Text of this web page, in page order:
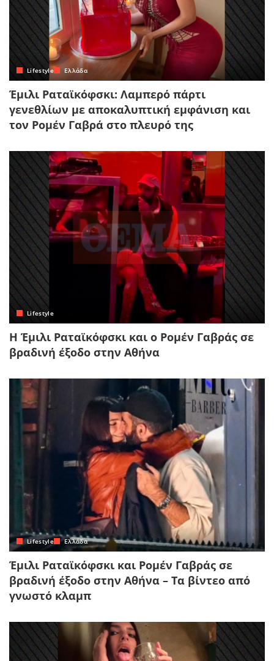
Lifestyle Ελλάδα
Έμιλι Ραταϊκόφσκι: Λαμπερό πάρτι
γενεθλίων με αποκαλυπτική εμφάνιση και
τον Ρομέν Γαβρά στο πλευρό της
Lifestyle
Η Έμιλι Ραταϊκόφσκι και ο Ρομέν Γαβράς σε
βραδινή έξοδο στην Αθήνα
Lifestyle Ελλάδα
Έμιλι Ραταϊκόφσκι και Ρομέν Γαβράς σε
βραδινή έξοδο στην Αθήνα – Τα βίντεο από
γνωστό κλαμπ